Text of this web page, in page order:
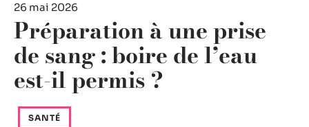
26 mai 2026
Préparation à une prise
de sang : boire de l’eau
est-il permis ?
SANTÉ